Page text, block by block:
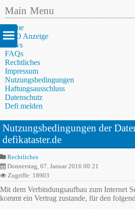
Main Menu
Home
AED Anzeige
News
FAQs
Rechtliches
Impressum
Nutzungsbedingungen
Haftungsausschluss
Datenschutz
Defi melden
Nutzungsbedingungen der
defikataster.de
Rechtliches
Donnerstag, 07. Januar 2016 00:21
Zugriffe: 18903
Mit dem Verbindungsaufbau zum Internet
kommt ein Vertrag zustande, für den